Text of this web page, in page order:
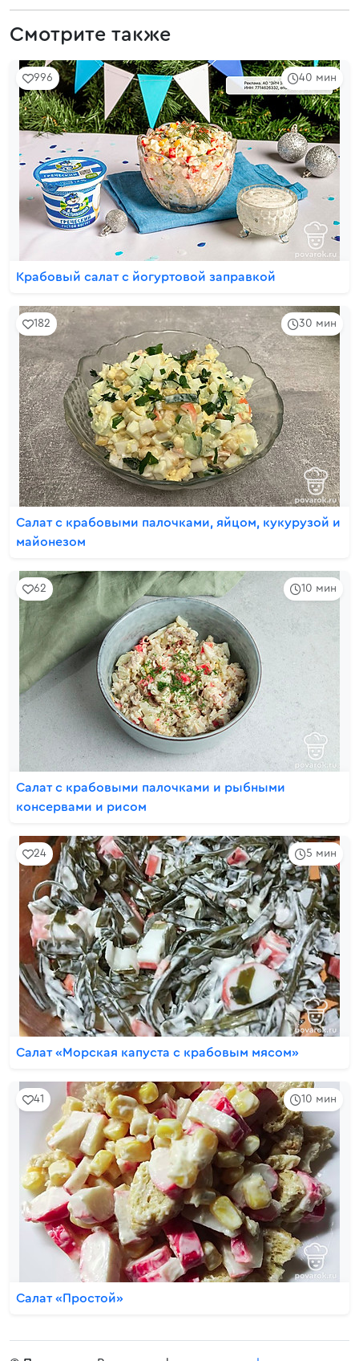
Смотрите также
40 мин
996
Крабовый салат с йогуртовой заправкой
30 мин
182
Салат с крабовыми палочками, яйцом, кукурузой и
майонезом
10 мин
62
Салат с крабовыми палочками и рыбными
консервами и рисом
5 мин
24
Салат «Морская капуста с крабовым мясом»
10 мин
41
Салат «Простой»